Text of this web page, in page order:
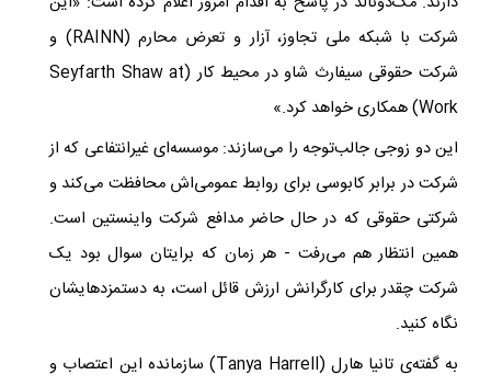
شرکت با شبکه ملی تجاوز، آزار و تعرض محارم (RAINN) و
شرکت حقوقی سیفارث شاو در محیط کار (Seyfarth Shaw at
Work) همکاری خواهد کرد.»
این دو زوجی جالب‌توجه را می‌سازند: موسسه‌ای غیرانتفاعی که از
شرکت در برابر کابوسی برای روابط ‌عمومی‌اش محافظت می‌کند و
شرکتی حقوقی که در حال حاضر مدافع شرکت واینستین است.
همین انتظار هم می‌رفت - هر زمان که برایتان سوال بود یک
شرکت چقدر برای کارگرانش ارزش قائل است، به دستمزدهایشان
نگاه کنید. ​
به گفته‌ی تانیا هارل (Tanya Harrell) سازمانده این اعتصاب و